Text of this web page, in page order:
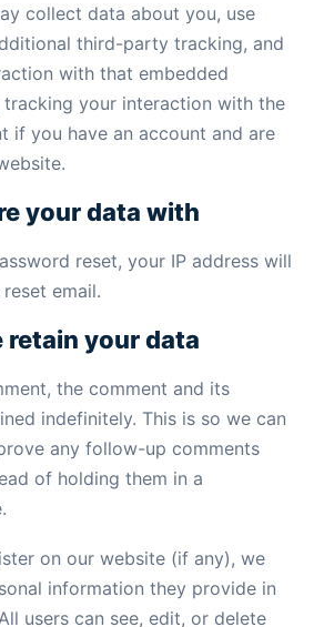
collect data about you, use
third-party tracking, and
with that embedded
your interaction with the
if you have an account and are
your data with
reset, your IP address will
email.
retain your data
the comment and its
indefinitely. This is so we can
any follow-up comments
of holding them in a
on our website (if any), we
information they provide in
users can see, edit, or delete